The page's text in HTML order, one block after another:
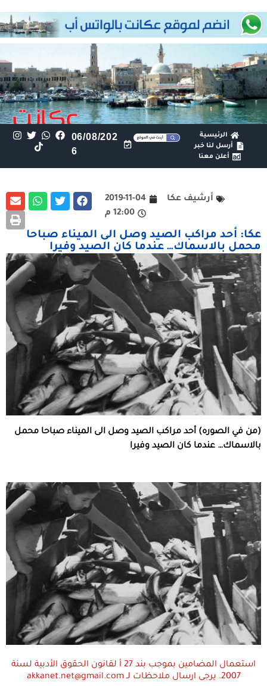
الرئيسية
أرسل لنا خبر
أعلن معنا
06/08/202
6
أرشيف عكا
2019-11-04
12:00 م
عكا: أحد مراكب الصيد وصل الى الميناء صباحا
محمل بالاسماك… عندما كان الصيد وفيرا
(من في الصوره) أحد مراكب الصيد وصل الى الميناء صباحا محمل
بالاسماك… عندما كان الصيد وفيرا
استعمال المضامين بموجب بند 27 أ لقانون الحقوق الأدبية لسنة
2007. يرجى ارسال ملاحظات لـ akkanet.net@gmail.com